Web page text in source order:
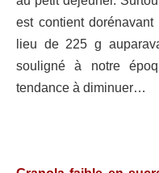
est contient
lieu de 225 g
souligné à notre
tendance à diminuer…